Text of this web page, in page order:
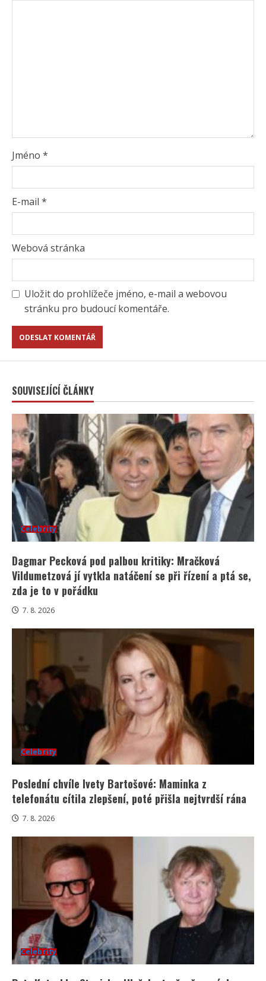
Jméno *
E-mail *
Webová stránka
Uložit do prohlížeče jméno, e-mail a webovou
stránku pro budoucí komentáře.
SOUVISEJÍCÍ ČLÁNKY
Celebrity
Dagmar Pecková pod palbou kritiky: Mračková
Vildumetzová jí vytkla natáčení se při řízení a ptá se,
zda je to v pořádku
7. 8. 2026
Celebrity
Poslední chvíle Ivety Bartošové: Maminka z
telefonátu cítila zlepšení, poté přišla nejtvrdší rána
7. 8. 2026
Celebrity